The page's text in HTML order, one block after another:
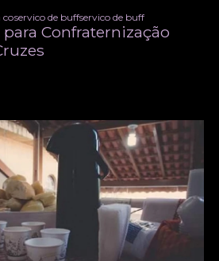
servico de buffet para confraternizacao
servico de buffet para
Confraternização